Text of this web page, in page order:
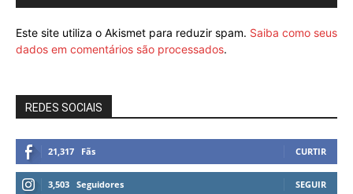
Este site utiliza o Akismet para reduzir spam. Saiba como seus
dados em comentários são processados.
REDES SOCIAIS
21,317 Fãs CURTIR
3,503 Seguidores SEGUIR